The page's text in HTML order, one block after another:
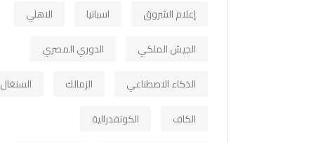
إعلام الشروق
اسبانيا
الاهلي
الجيش الملكي
الدوري المصري
الذكاء الاصطناعي
الزمالك
السنغال
الكاف
الكونفدرالية